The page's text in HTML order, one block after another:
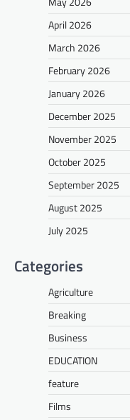
April 2026
March 2026
February 2026
January 2026
December 2025
November 2025
October 2025
September 2025
August 2025
July 2025
Categories
Agriculture
Breaking
Business
EDUCATION
feature
Films